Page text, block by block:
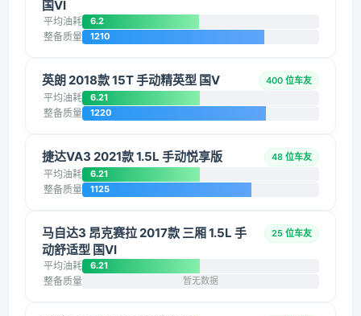
国VI
平均油耗 6.2
整备质量 1210
英朗 2018款 15T 手动精英型 国V 400 位车友
平均油耗 6.21
整备质量 1220
捷达VA3 2021款 1.5L 手动悦享版 48 位车友
平均油耗 6.21
整备质量 1125
马自达3 昂克赛拉 2017款 三厢 1.5L 手
动舒适型 国VI
25 位车友
平均油耗 6.21
整备质量 暂无数据